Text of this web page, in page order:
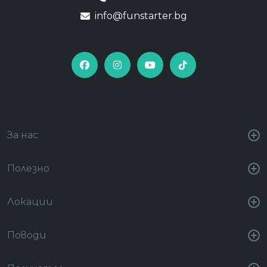
info@funstarter.bg
За нас
Полезно
Локации
Поводи